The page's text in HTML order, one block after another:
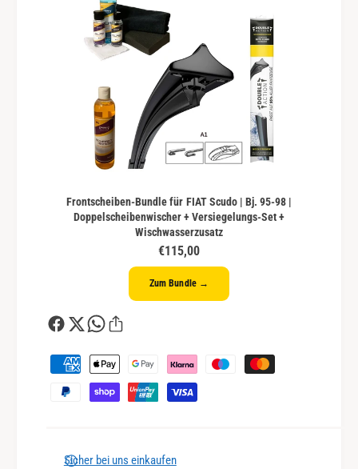
Frontscheiben-Bundle für FIAT Scudo | Bj. 95-98 |
Doppelscheibenwischer + Versiegelungs-Set +
Wischwasserzusatz
€115,00
Zum Bundle →
Z
a
Sicher bei uns einkaufen